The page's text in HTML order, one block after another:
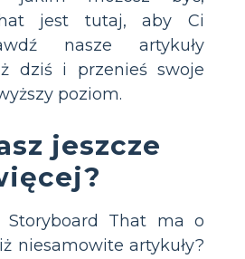
jest tutaj, aby Ci
nasze artykuły
dziś i przenieś swoje
poziom.
jeszcze
Storyboard That ma o
niesamowite artykuły?